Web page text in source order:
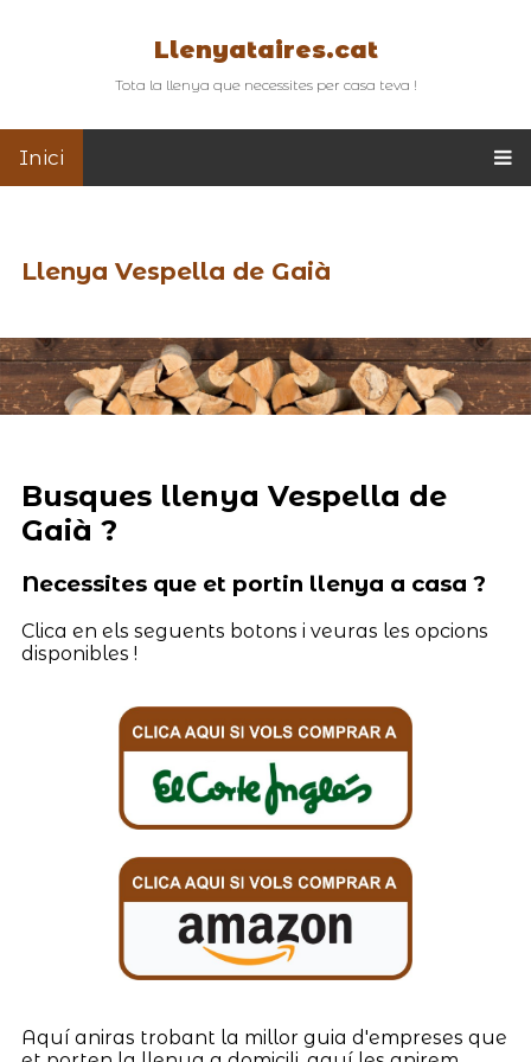
Llenyataires.cat
Tota la llenya que necessites per casa teva !
Inici
Llenya Vespella de Gaià
Busques llenya Vespella de
Gaià ?
Necessites que et portin llenya a casa ?
Clica en els seguents botons i veuras les opcions
disponibles !
Aquí aniras trobant la millor guia d'empreses que